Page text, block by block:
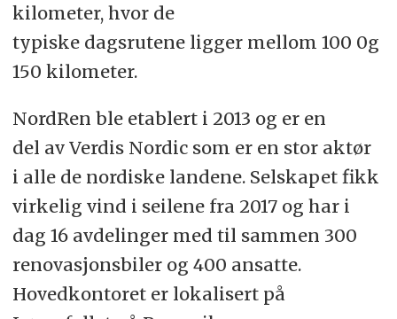
kilometer, hvor de
typiske dagsrutene ligger mellom 100 0g
150 kilometer.
NordRen ble etablert i 2013 og er en
del av Verdis Nordic som er en stor aktør
i alle de nordiske landene. Selskapet fikk
virkelig vind i seilene fra 2017 og har i
dag 16 avdelinger med til sammen 300
renovasjonsbiler og 400 ansatte.
Hovedkontoret er lokalisert på